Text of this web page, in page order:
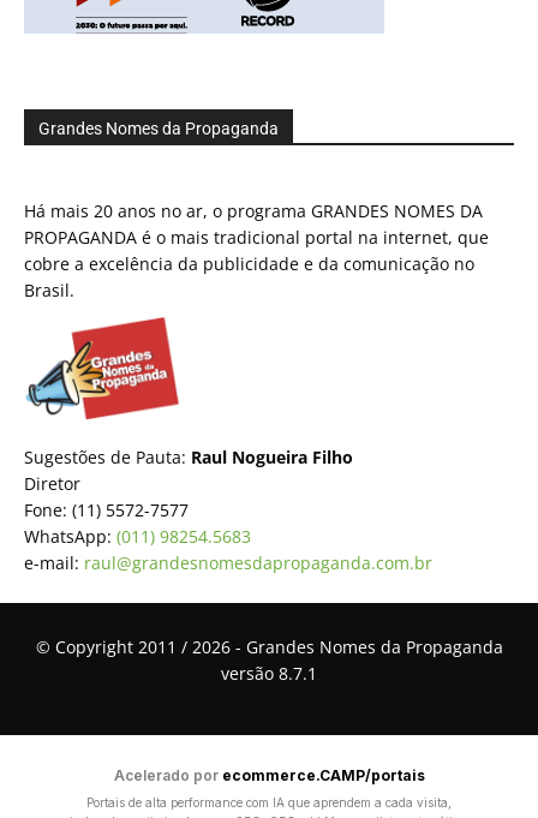
Grandes Nomes da Propaganda
Há mais 20 anos no ar, o programa GRANDES NOMES DA
PROPAGANDA é o mais tradicional portal na internet, que
cobre a excelência da publicidade e da comunicação no
Brasil.
Sugestões de Pauta: Raul Nogueira Filho
Diretor
Fone: (11) 5572-7577
WhatsApp: (011) 98254.5683
e-mail: raul@grandesnomesdapropaganda.com.br
© Copyright 2011 / 2026 - Grandes Nomes da Propaganda
versão 8.7.1
Acelerado por ecommerce.CAMP/portais
Portais de alta performance com IA que aprendem a cada visita,